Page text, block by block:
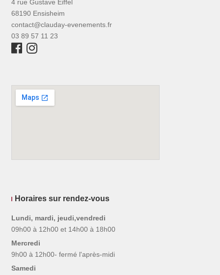
4 rue Gustave Eiffel
68190 Ensisheim
contact@clauday-evenements.fr
03 89 57 11 23
Horaires sur rendez-vous
Lundi, mardi, jeudi,vendredi
09h00 à 12h00 et 14h00 à 18h00
Mercredi
9h00 à 12h00- fermé l'après-midi
Samedi